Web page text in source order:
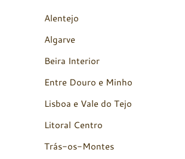
Alentejo
Algarve
Beira Interior
Entre Douro e Minho
Lisboa e Vale do Tejo
Litoral Centro
Trás-os-Montes